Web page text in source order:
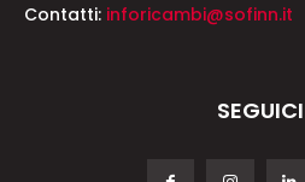
Contatti: inforicambi@sofinn.it
SEGUICI